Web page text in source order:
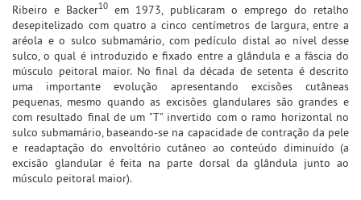
Ribeiro e Backer10
em 1973, publicaram o emprego do retalho
desepitelizado com quatro a cinco centímetros de largura, entre a
aréola e o sulco submamário, com pedículo distal ao nível desse
sulco, o qual é introduzido e fixado entre a glândula e a fáscia do
músculo peitoral maior. No final da década de setenta é descrito
uma importante evolução apresentando excisões cutâneas
pequenas, mesmo quando as excisões glandulares são grandes e
com resultado final de um "T" invertido com o ramo horizontal no
sulco submamário, baseando-se na capacidade de contração da pele
e readaptação do envoltório cutâneo ao conteúdo diminuído (a
excisão glandular é feita na parte dorsal da glândula junto ao
músculo peitoral maior).